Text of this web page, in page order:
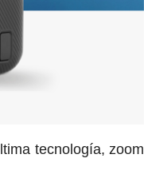
tecnología, zoom